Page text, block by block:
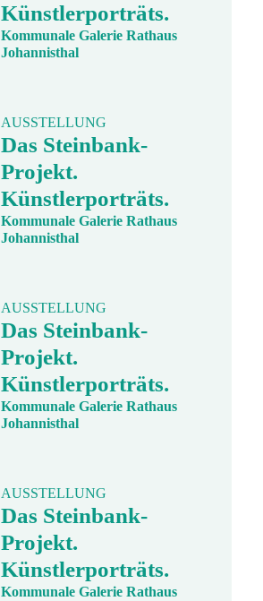
Künstlerporträts.
Kommunale Galerie Rathaus
Johannisthal
AUSSTELLUNG
Das Steinbank-
Projekt.
Künstlerporträts.
Kommunale Galerie Rathaus
Johannisthal
AUSSTELLUNG
Das Steinbank-
Projekt.
Künstlerporträts.
Kommunale Galerie Rathaus
Johannisthal
AUSSTELLUNG
Das Steinbank-
Projekt.
Künstlerporträts.
Kommunale Galerie Rathaus